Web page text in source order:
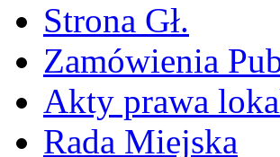
Strona Gł.
Zamówienia
Akty prawa
Rada Miejska